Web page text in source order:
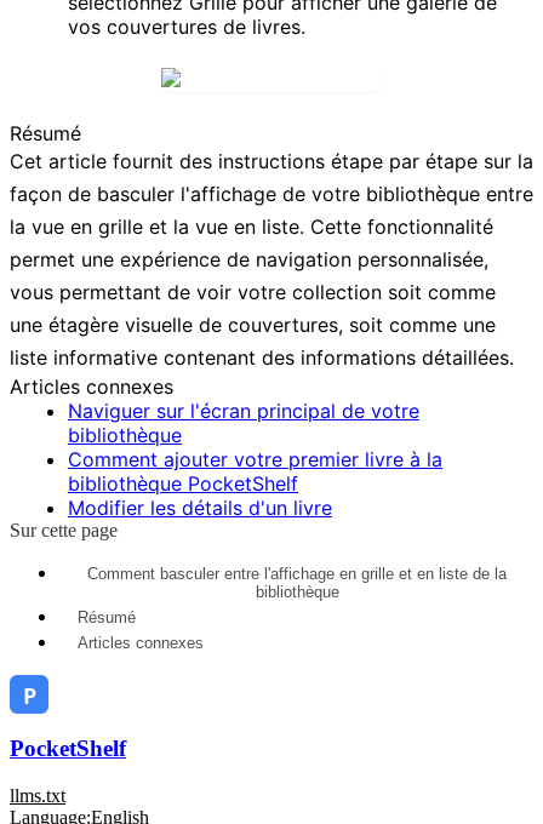
vos couvertures de livres.
Résumé
Cet article fournit des instructions étape par étape sur la
façon de basculer l'affichage de votre bibliothèque entre
la vue en grille et la vue en liste. Cette fonctionnalité
permet une expérience de navigation personnalisée,
vous permettant de voir votre collection soit comme
une étagère visuelle de couvertures, soit comme une
liste informative contenant des informations détaillées.
Articles connexes
Naviguer sur l'écran principal de votre
bibliothèque
Comment ajouter votre premier livre à la
bibliothèque PocketShelf
Modifier les détails d'un livre
Sur cette page
Comment basculer entre l'affichage en grille et en liste de la
bibliothèque
Résumé
Articles connexes
PocketShelf
llms.txt
Language:English